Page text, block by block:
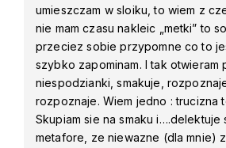
umieszczam w sloiku, to wiem z
nie mam czasu nakleic „metki” to
przeciez sobie przypomne co to
szybko zapominam. I tak otwieram
niespodzianki, smakuje,
rozpoznaje. Wiem jedno : trucizna
Skupiam sie na smaku i….delektuje
metafore, ze niewazne (dla mnie)